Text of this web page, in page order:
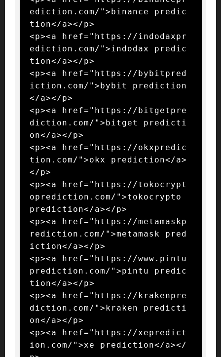
ediction.com/">binance predic
tion</a></p>
<p><a href="https://indodaxpr
ediction.com/">indodax predic
tion</a></p>
<p><a href="https://bybitpred
iction.com/">bybit prediction
</a></p>
<p><a href="https://bitgetpre
diction.com/">bitget predicti
on</a></p>
<p><a href="https://okxpredic
tion.com/">okx prediction</a>
</p>
<p><a href="https://tokocrypt
oprediction.com/">tokocrypto
prediction</a></p>
<p><a href="https://metamaskp
rediction.com/">metamask pred
iction</a></p>
<p><a href="https://www.pintu
prediction.com/">pintu predic
tion</a></p>
<p><a href="https://krakenpre
diction.com/">kraken predicti
on</a></p>
<p><a href="https://xepredict
ion.com/">xe prediction</a></